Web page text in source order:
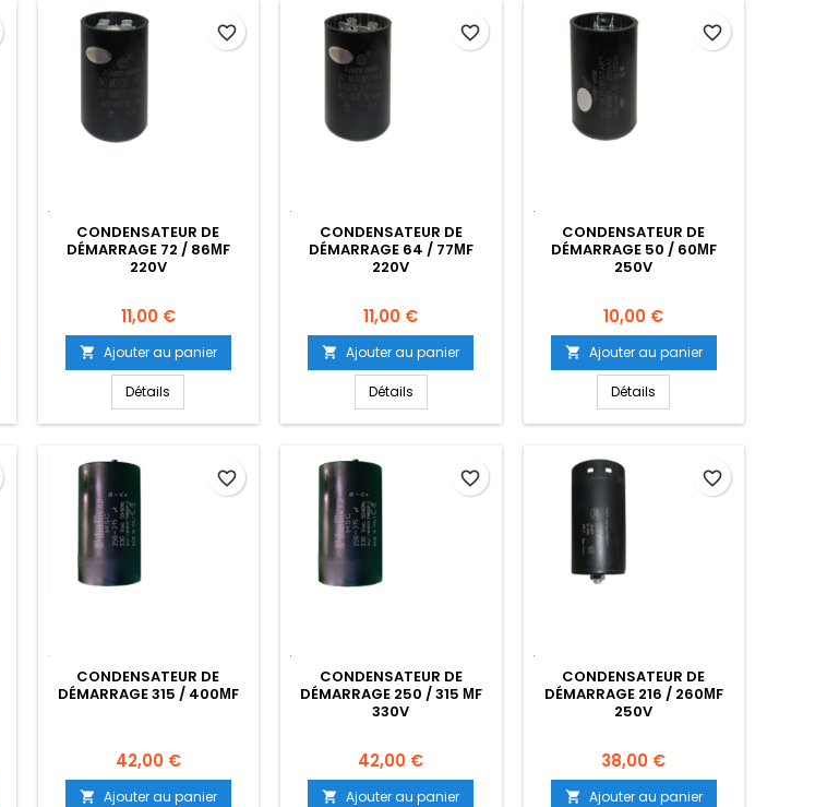
CONDENSATEUR DE
DÉMARRAGE 72 / 86ΜF
220V
Prix
11,00 €
 Ajouter au panier
Détails
favorite_border
CONDENSATEUR DE
DÉMARRAGE 64 / 77ΜF
220V
Prix
11,00 €
 Ajouter au panier
Détails
favorite_border
CONDENSATEUR DE
DÉMARRAGE 50 / 60ΜF
250V
Prix
10,00 €
 Ajouter au panier
Détails
favorite_border
CONDENSATEUR DE
DÉMARRAGE 315 / 400ΜF
Prix
42,00 €
 Ajouter au panier
favorite_border
CONDENSATEUR DE
DÉMARRAGE 250 / 315 ΜF
330V
Prix
42,00 €
 Ajouter au panier
favorite_border
CONDENSATEUR DE
DÉMARRAGE 216 / 260ΜF
250V
Prix
38,00 €
 Ajouter au panier
favorite_border